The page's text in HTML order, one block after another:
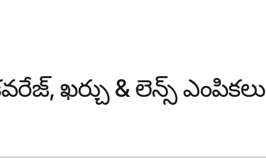
ఖర్చు & లెన్స్ ఎంపికలు